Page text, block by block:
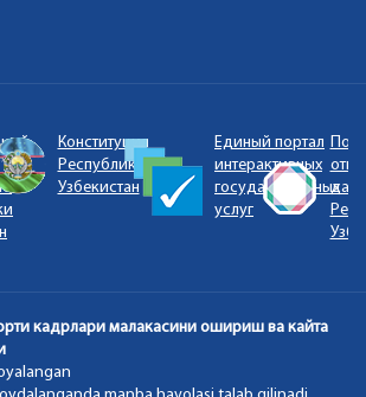
Конституция
Республики
Узбекистан
Единый портал
интерактивных
государственных
услуг
кадрлари малакасини ошириш ва кайта